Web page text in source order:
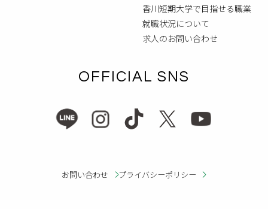
香川短期大学で目指せる職業
就職状況について
求人のお問い合わせ
OFFICIAL SNS
お問い合わせ プライバシーポリシー